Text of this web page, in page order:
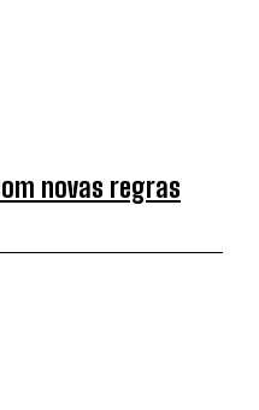
novas regras